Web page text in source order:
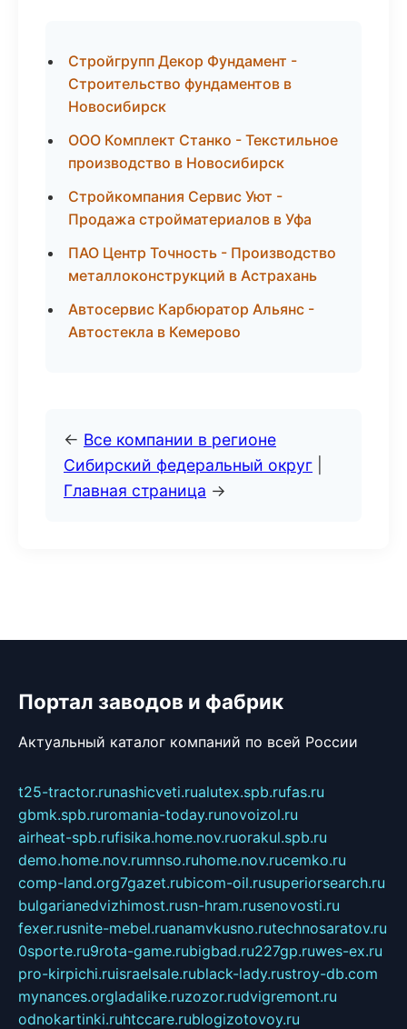
Стройгрупп Декор Фундамент -
Строительство фундаментов в
Новосибирск
ООО Комплект Станко - Текстильное
производство в Новосибирск
Стройкомпания Сервис Уют -
Продажа стройматериалов в Уфа
ПАО Центр Точность - Производство
металлоконструкций в Астрахань
Автосервис Карбюратор Альянс -
Автостекла в Кемерово
← Все компании в регионе
Сибирский федеральный округ
Главная страница →
Портал заводов и фабрик
Актуальный каталог компаний по всей России
t25-tractor.runashicveti.rualutex.spb.rufas.ru
gbmk.spb.ruromania-today.runovoizol.ru
airheat-spb.rufisika.home.nov.ruorakul.spb.ru
demo.home.nov.rumnso.ruhome.nov.rucemko.ru
comp-land.org7gazet.rubicom-oil.rusuperiorsearch.ru
bulgarianedvizhimost.rusn-hram.rusenovosti.ru
fexer.rusnite-mebel.ruanamvkusno.rutechnosaratov.ru
0sporte.ru9rota-game.rubigbad.ru227gp.ruwes-ex.ru
pro-kirpichi.ruisraelsale.rublack-lady.rustroy-db.com
mynances.orgladalike.ruzozor.rudvigremont.ru
odnokartinki.ruhtccare.rublogizotovoy.ru